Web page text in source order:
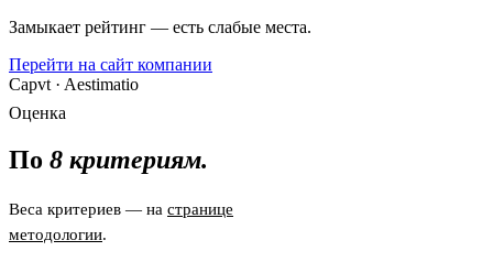
Замыкает рейтинг — есть слабые места.
Перейти на сайт компании
Capvt · Aestimatio
Оценка
По 8 критериям.
Веса критериев — на странице
методологии.